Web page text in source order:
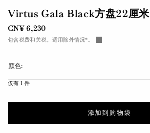
Virtus Gala Black方盘22厘米
CN¥ 6,230
包含税费和关税。适用除外情况*。
颜色:
仅有 1 件
添加到购物袋